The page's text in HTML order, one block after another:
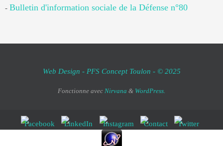
- Bulletin d'information sociale de la Défense n°80
Web Design - PFS Concept Toulon - © 2025
Fonctionne avec Nirvana & WordPress.